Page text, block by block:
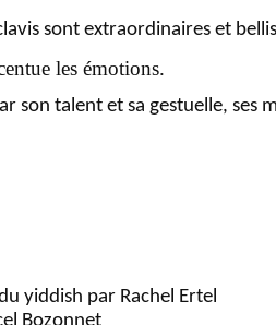
sont extraordinaires et
les émotions.
son talent et sa gestuelle, ses
yiddish par Rachel Ertel